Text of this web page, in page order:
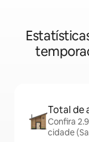
Total de
Confira
cidade